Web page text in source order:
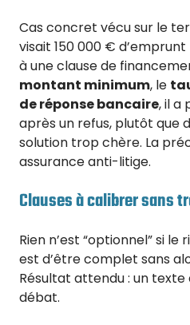
Cas concret vécu sur le
visait 150 000 €
à une clause de
montant minimum, le
de réponse bancaire, il a
après un refus, plutôt que
solution trop chère. La
assurance anti-litige.
Clauses à calibrer sans
Rien n’est “optionnel” si le
est d’être complet sans
Résultat attendu : un texte
débat.